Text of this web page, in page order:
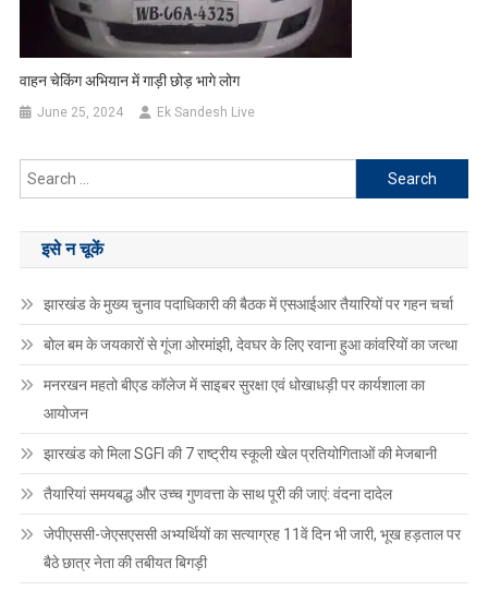
वाहन चेकिंग अभियान में गाड़ी छोड़ भागे लोग
June 25, 2024 Ek Sandesh Live
Search
for:
इसे न चूकें
झारखंड के मुख्य चुनाव पदाधिकारी की बैठक में एसआईआर तैयारियों पर गहन चर्चा
बोल बम के जयकारों से गूंजा ओरमांझी, देवघर के लिए रवाना हुआ कांवरियों का जत्था
मनरखन महतो बीएड कॉलेज में साइबर सुरक्षा एवं धोखाधड़ी पर कार्यशाला का
आयोजन
झारखंड को मिला SGFI की 7 राष्ट्रीय स्कूली खेल प्रतियोगिताओं की मेजबानी
तैयारियां समयबद्ध और उच्च गुणवत्ता के साथ पूरी की जाएं: वंदना दादेल
जेपीएससी-जेएसएससी अभ्यर्थियों का सत्याग्रह 11वें दिन भी जारी, भूख हड़ताल पर
बैठे छात्र नेता की तबीयत बिगड़ी